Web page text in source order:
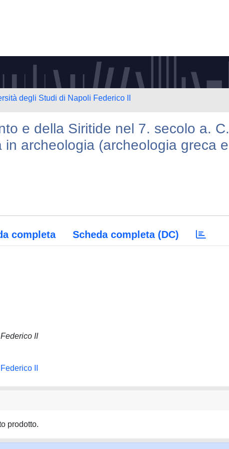
degli Studi di Napoli Federico II
e della Siritide nel 7. secolo a. C.
in archeologia (archeologia greca e
completa Scheda completa (DC)
II
II
prodotto.